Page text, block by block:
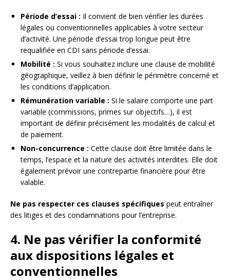
Période d’essai : Il convient de bien vérifier les durées
légales ou conventionnelles applicables à votre secteur
d’activité. Une période d’essai trop longue peut être
requalifiée en CDI sans période d’essai.
Mobilité : Si vous souhaitez inclure une clause de mobilité
géographique, veillez à bien définir le périmètre concerné et
les conditions d’application.
Rémunération variable : Si le salaire comporte une part
variable (commissions, primes sur objectifs…), il est
important de définir précisément les modalités de calcul et
de paiement.
Non-concurrence : Cette clause doit être limitée dans le
temps, l’espace et la nature des activités interdites. Elle doit
également prévoir une contrepartie financière pour être
valable.
Ne pas respecter ces clauses spécifiques peut entraîner
des litiges et des condamnations pour l’entreprise.
4. Ne pas vérifier la conformité
aux dispositions légales et
conventionnelles